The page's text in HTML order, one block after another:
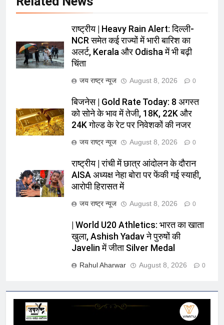
राष्ट्रीय | Heavy Rain Alert: दिल्ली-
NCR समेत कई राज्यों में भारी बारिश का
अलर्ट, Kerala और Odisha में भी बढ़ी
चिंता
जय राष्ट्र न्यूज August 8, 2026 0
बिजनेस | Gold Rate Today: 8 अगस्त
को सोने के भाव में तेजी, 18K, 22K और
24K गोल्ड के रेट पर निवेशकों की नजर
जय राष्ट्र न्यूज August 8, 2026 0
राष्ट्रीय | रांची में छात्र आंदोलन के दौरान
AISA अध्यक्ष नेहा बोरा पर फेंकी गई स्याही,
आरोपी हिरासत में
जय राष्ट्र न्यूज August 8, 2026 0
| World U20 Athletics: भारत का खाता
खुला, Ashish Yadav ने पुरुषों की
Javelin में जीता Silver Medal
Rahul Aharwar August 8, 2026 0